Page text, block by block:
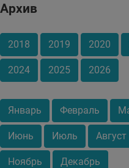
Архив
2018 2019 2020
2024 2025 2026
Январь Февраль
Июнь Июль Август
Ноябрь Декабрь